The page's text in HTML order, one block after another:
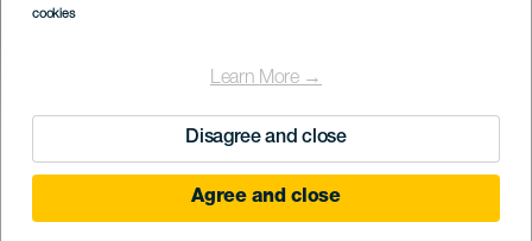
cookies
Learn More →
Disagree and close
Agree and close
TIDLIGERE AKTIVITET
Localidad
La Orotava